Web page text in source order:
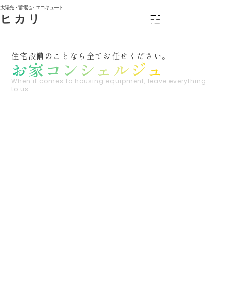
太陽光・蓄電池・エコキュート
ヒカリ
住宅設備のことなら全てお任せください。
お家コンシェルジュ
When it comes to housing equipment, leave everything
to us.